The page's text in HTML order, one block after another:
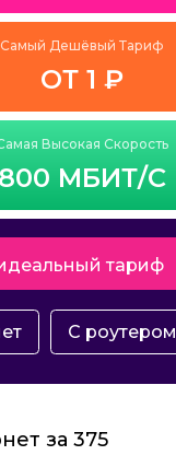
Самый Дешёвый Тариф
ОТ 1 ₽
Высокая Скорость
800 МБИТ/С
тариф
С роутером
за 375